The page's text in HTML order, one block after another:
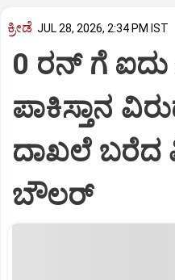
ಕ್ರೀಡೆ JUL 28, 2026, 2:34 PM IST
0 ರನ್‌ ಗೆ
ಪಾಕಿಸ್ತಾನ
ದಾಖಲೆ ಬರೆದ
ಬೌಲರ್